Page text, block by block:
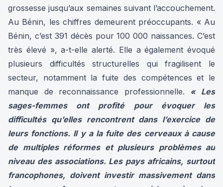
grossesse jusqu’aux semaines suivant l’accouchement.
Au Bénin, les chiffres demeurent préoccupants. « Au
Bénin, c’est 391 décès pour 100 000 naissances. C’est
très élevé », a-t-elle alerté. Elle a également évoqué
plusieurs difficultés structurelles qui fragilisent le
secteur, notamment la fuite des compétences et le
manque de reconnaissance professionnelle. « Les
sages-femmes ont profité pour évoquer les
difficultés qu’elles rencontrent dans l’exercice de
leurs fonctions. Il y a la fuite des cerveaux à cause
de multiples réformes et plusieurs problèmes au
niveau des associations. Les pays africains, surtout
francophones, doivent investir massivement dans